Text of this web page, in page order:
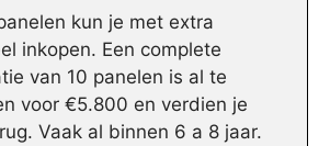
kun je met extra
inkopen. Een complete
van 10 panelen is al te
voor €5.800 en verdien je
Vaak al binnen 6 a 8 jaar.